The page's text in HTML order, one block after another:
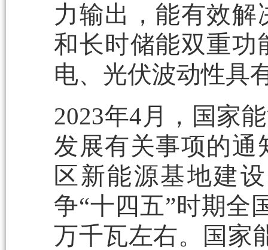
力输出，能有效
和长时储能双重功
电、光伏波动性具
2023年4月，国家
发展有关事项的通
区新能源基地建
争“十四五”时期全
万千瓦左右。国家